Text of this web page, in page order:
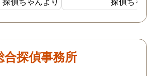
たり電話で無
付けていたの
り、安心でき
報酬制だった
るのはいつものことでし
が、家出した時は。いつ
しく、自分も仕事をして
るので、その場にはいま
合探偵事務所